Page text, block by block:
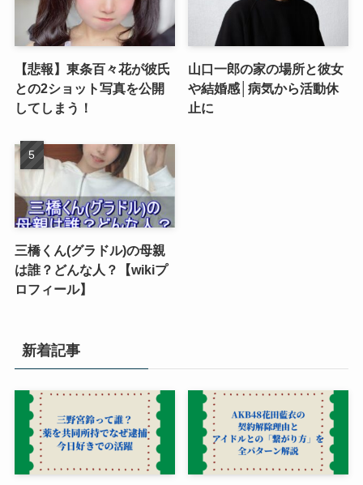
【悲報】東条百々花が彼氏
との2ショット写真を公開
してしまう！
山口一郎の家の場所と彼女
や結婚感│病気から活動休
止に
三橋くん(グラドル)の母親
は誰？どんな人？【wikiプ
ロフィール】
新着記事